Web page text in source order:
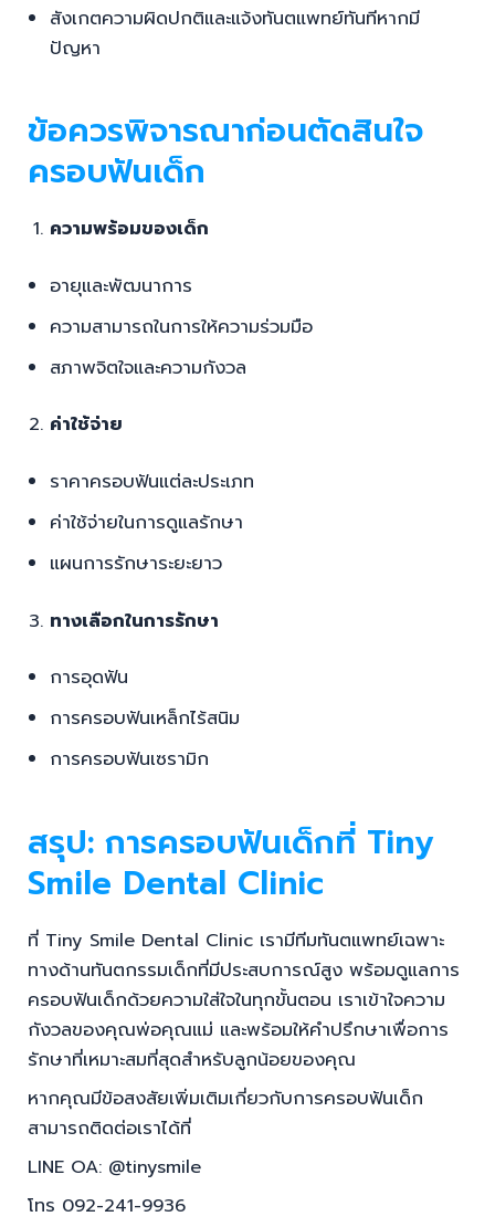
ข้อควรพิจารณาก่อนตัดสินใจ
ครอบฟันเด็ก
ความพร้อมของเด็ก
อายุและพัฒนาการ
สภาพจิตใจและความกังวล
ค่าใช้จ่าย
ราคาครอบฟันแต่ละประเภท
ทางเลือกในการรักษา
การอุดฟัน
การครอบฟันเซรามิก
สรุป: การครอบฟันเด็กที่ Tiny
Smile Dental Clinic
ที่ Tiny Smile Dental Clinic เรามีทีมทันตแพทย์เฉพาะ
ครอบฟันเด็กด้วยความใส่ใจในทุกขั้นตอน เราเข้าใจความ
กังวลของคุณพ่อคุณแม่ และพร้อมให้คำปรึกษาเพื่อการ
รักษาที่เหมาะสมที่สุดสำหรับลูกน้อยของคุณ
หากคุณมีข้อสงสัยเพิ่มเติมเกี่ยวกับการครอบฟันเด็ก
สามารถติดต่อเราได้ที่
LINE OA: @tinysmile
โทร 092-241-9936
ทีมทันตแพทย์ของเราพร้อมให้คำปรึกษาและวางแผนการ
รักษาที่เหมาะสมที่สุดสำหรับลูกของคุณ